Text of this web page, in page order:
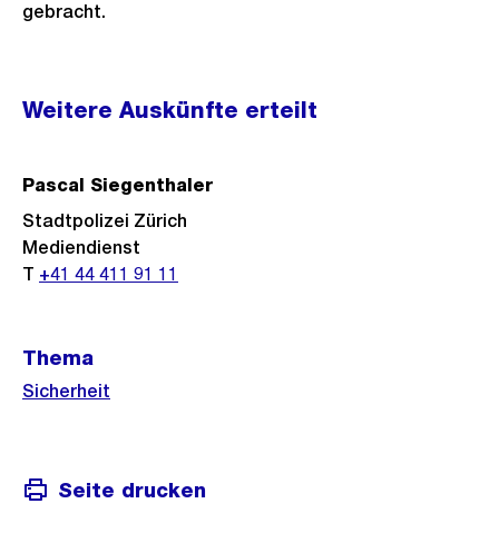
gebracht.
Weitere
Informationen
Weitere Auskünfte erteilt
Pascal Siegenthaler
Stadtpolizei Zürich
Mediendienst
T +41 44 411 91 11
Thema
Sicherheit
Seite drucken